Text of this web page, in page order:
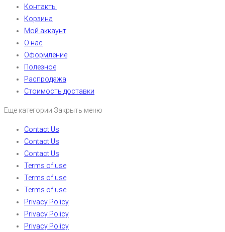
Контакты
Корзина
Мой аккаунт
О нас
Оформление
Полезное
Распродажа
Стоимость доставки
Еще категории Закрыть меню
Contact Us
Contact Us
Contact Us
Terms of use
Terms of use
Terms of use
Privacy Policy
Privacy Policy
Privacy Policy